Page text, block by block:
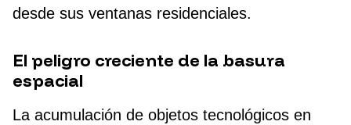
desde sus ventanas residenciales.
El peligro creciente de la basura
espacial
La acumulación de objetos tecnológicos en